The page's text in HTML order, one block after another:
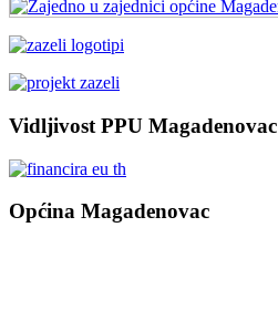
Vidljivost PPU Magadenovac
Općina Magadenovac